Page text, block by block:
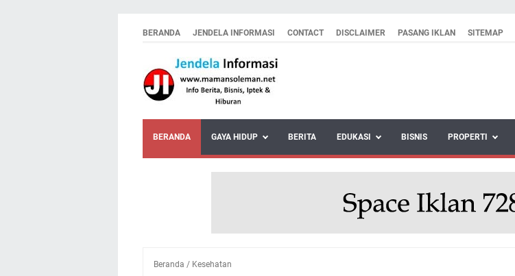
BERANDA JENDELA INFORMASI CONTACT DISCLAIMER PASANG IKLAN SITEMAP
BERANDA GAYA HIDUP BERITA EDUKASI BISNIS PROPERTI
Beranda / Kesehatan